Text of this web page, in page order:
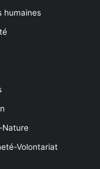
humaines
Nature
Volontariat